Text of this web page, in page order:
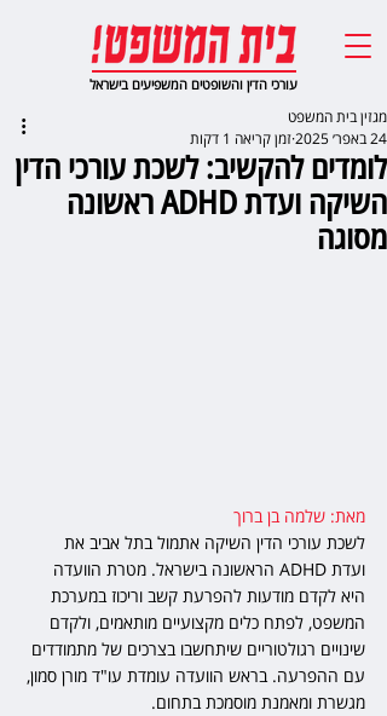
עורכי הדין והשופטים המשפיעים בישראל
לומדים להקשיב: לשכת עורכי הדין
השיקה ועדת ADHD ראשונה
מסוגה
מגזין בית המשפט
24 באפר׳ 2025
זמן קריאה 1 דקות
מאת: שלמה בן ברוך
לשכת עורכי הדין השיקה אתמול בתל אביב את
ועדת ADHD הראשונה בישראל. מטרת הוועדה
היא לקדם מודעות להפרעת קשב וריכוז במערכת
המשפט, לפתח כלים מקצועיים מותאמים, ולקדם
שינויים רגולטוריים שיתחשבו בצרכים של מתמודדים
עם ההפרעה. בראש הוועדה עומדת עו"ד מורן סמון,
מגשרת ומאמנת מוסמכת בתחום.